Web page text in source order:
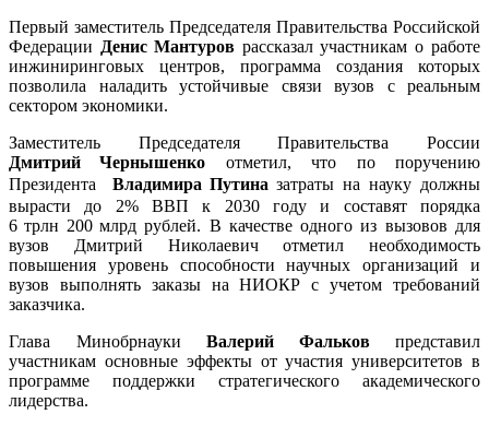
Первый заместитель Председателя Правительства Российской
Федерации Денис Мантуров рассказал участникам о работе
инжиниринговых центров, программа создания которых
позволила наладить устойчивые связи вузов с реальным
сектором экономики.
Заместитель Председателя Правительства России
Дмитрий
Чернышенко отметил, что по поручению
Президента
Владимира Путина затраты на науку должны
вырасти до 2% ВВП к 2030 году и составят порядка
6 трлн 200 млрд рублей. В качестве одного из вызовов для
вузов Дмитрий Николаевич отметил необходимость
повышения уровень способности научных организаций и
вузов выполнять заказы на НИОКР с учетом требований
заказчика.
Глава Минобрнауки Валерий Фальковпредставил
участникам основные эффекты от участия университетов в
программе поддержки стратегического академического
лидерства.